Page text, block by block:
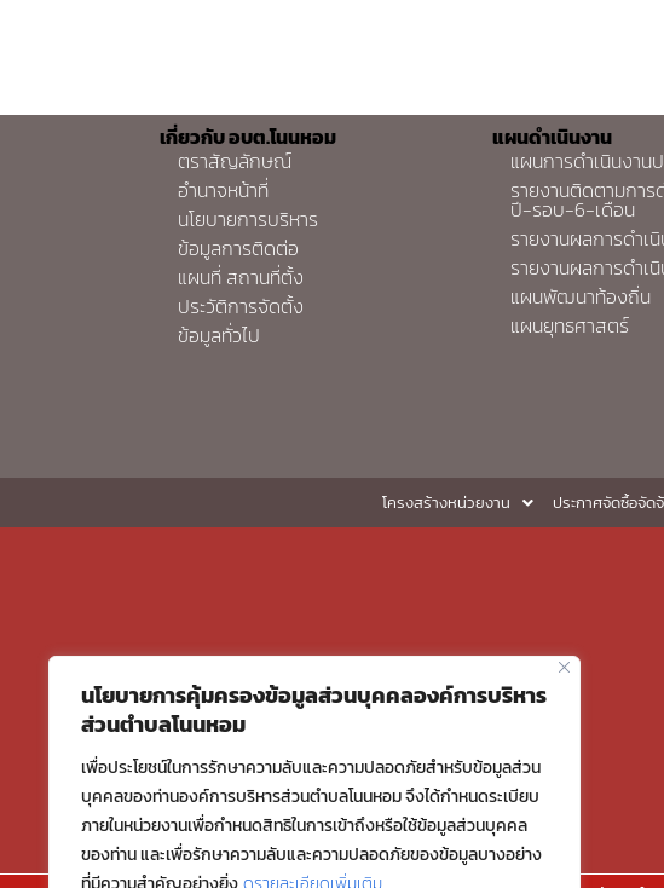
นโยบายการคุ้มครองข้อมูลส่วนบุคคลองค์การบริหาร
ส่วนตำบลโนนหอม
เพื่อประโยชน์ในการรักษาความลับและความปลอดภัยสำหรับข้อมูลส่วน
บุคคลของท่านองค์การบริหารส่วนตำบลโนนหอม จึงได้กำหนดระเบียบ
ภายในหน่วยงานเพื่อกำหนดสิทธิในการเข้าถึงหรือใช้ข้อมูลส่วนบุคคล
ของท่าน และเพื่อรักษาความลับและความปลอดภัยของข้อมูลบางอย่าง
เกี่ยวกับ อบต.โนนหอม
ตราสัญลักษณ์
อำนาจหน้าที่
นโยบายการบริหาร
ข้อมูลการติดต่อ
แผนที่ สถานที่ตั้ง
ประวัติการจัดตั้ง
ข้อมูลทั่วไป
แผนดำเนินงาน
แผนการดำเนินงาน
รายงานติดตามการ
ปี-รอบ-6-เดือน
รายงานผลการดำเ
รายงานผลการดำเ
แผนพัฒนาท้องถิ่น
แผนยุทธศาสตร์
โครงสร้างหน่วยงาน ประกาศจัดซื้อจัด